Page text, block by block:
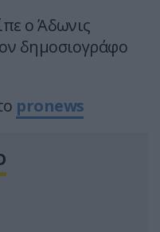
ο Άδωνις
δημοσιογράφο
pronews